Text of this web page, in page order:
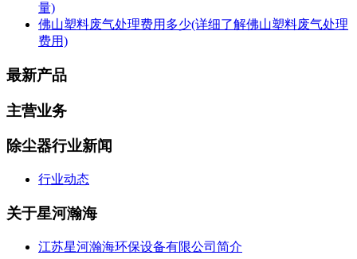
量)
佛山塑料废气处理费用多少(详细了解佛山塑料废气处理
费用)
最新产品
主营业务
除尘器行业新闻
行业动态
关于星河瀚海
江苏星河瀚海环保设备有限公司简介